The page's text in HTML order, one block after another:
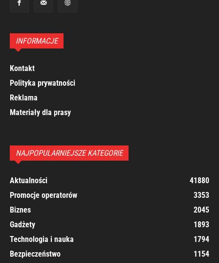
INFORMACJE
Kontakt
Polityka prywatności
Reklama
Materiały dla prasy
NAJPOPULARNIEJSZE KATEGORIE
Aktualności
41880
Promocje operatorów
3353
Biznes
2045
Gadżety
1893
Technologia i nauka
1794
Bezpieczeństwo
1154